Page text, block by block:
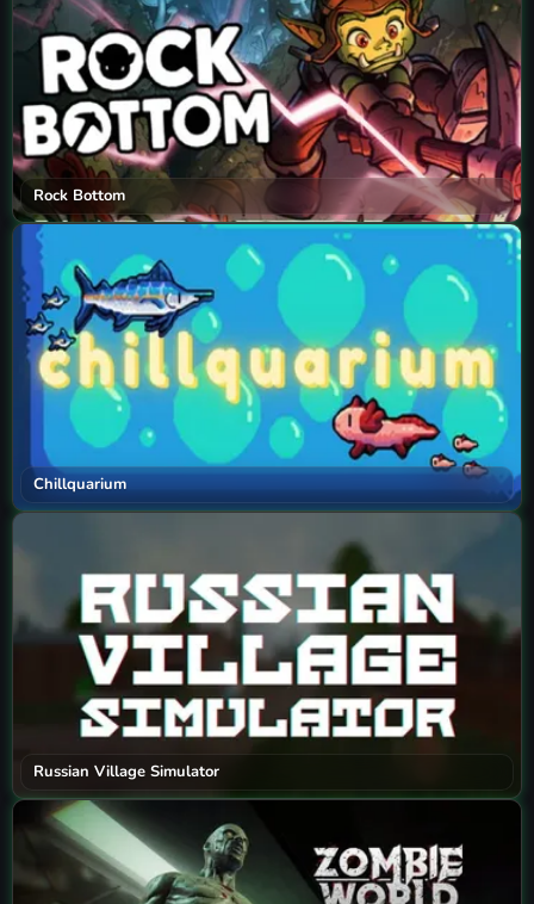
Rock Bottom
Chillquarium
Russian Village Simulator